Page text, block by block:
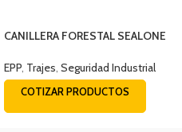
CANILLERA FORESTAL SEALONE
EPP Trajes Seguridad Industrial
COTIZAR PRODUCTOS